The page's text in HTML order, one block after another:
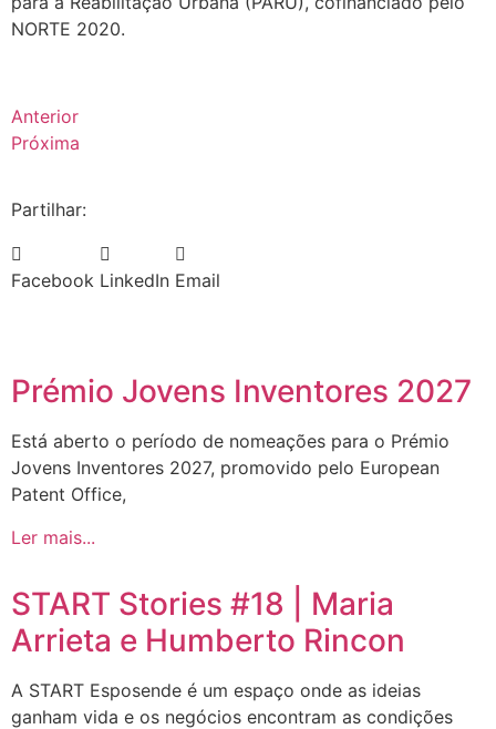
NORTE 2020.
Anterior
Próxima
Partilhar:
Facebook LinkedIn Email
Prémio Jovens Inventores 2027
Está aberto o período de nomeações para o Prémio
Jovens Inventores 2027, promovido pelo European
Patent Office,
Ler mais...
START Stories #18 | Maria
Arrieta e Humberto Rincon
A START Esposende é um espaço onde as ideias
ganham vida e os negócios encontram as condições